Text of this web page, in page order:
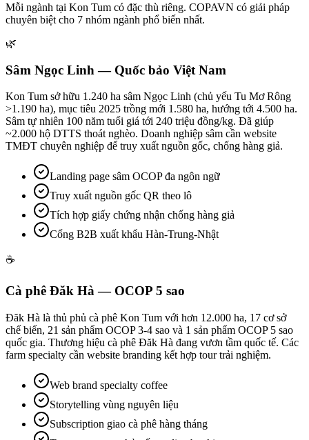
Mỗi ngành tại Kon Tum có đặc thù riêng. COPAVN có giải pháp
chuyên biệt cho 7 nhóm ngành phổ biến nhất.
🌿
Sâm Ngọc Linh — Quốc bảo Việt Nam
Kon Tum sở hữu 1.240 ha sâm Ngọc Linh (chủ yếu Tu Mơ Rông
>1.190 ha), mục tiêu 2025 trồng mới 1.580 ha, hướng tới 4.500 ha.
Sâm tự nhiên 100 năm tuổi giá tới 240 triệu đồng/kg. Đã giúp
~2.000 hộ DTTS thoát nghèo. Doanh nghiệp sâm cần website
TMĐT chuyên nghiệp để truy xuất nguồn gốc, chống hàng giả.
Landing page sâm OCOP đa ngôn ngữ
Truy xuất nguồn gốc QR theo lô
Tích hợp giấy chứng nhận chống hàng giả
Cổng B2B xuất khẩu Hàn-Trung-Nhật
☕
Cà phê Đăk Hà — OCOP 5 sao
Đăk Hà là thủ phủ cà phê Kon Tum với hơn 12.000 ha, 17 cơ sở
chế biến, 21 sản phẩm OCOP 3-4 sao và 1 sản phẩm OCOP 5 sao
quốc gia. Thương hiệu cà phê Đăk Hà đang vươn tầm quốc tế. Các
farm specialty cần website branding kết hợp tour trải nghiệm.
Web brand specialty coffee
Storytelling vùng nguyên liệu
Subscription giao cà phê hàng tháng